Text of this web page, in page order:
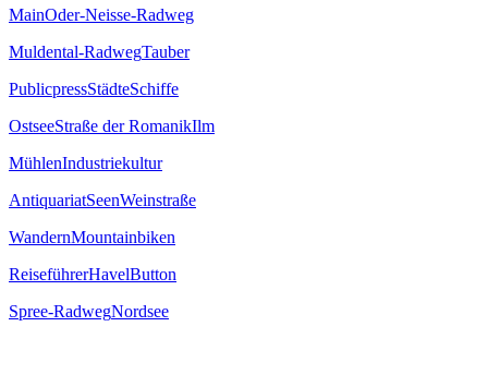
MainOder-Neisse-Radweg
Muldental-RadwegTauber
PublicpressStädteSchiffe
OstseeStraße der RomanikIlm
MühlenIndustriekultur
AntiquariatSeenWeinstraße
WandernMountainbiken
ReiseführerHavelButton
Spree-RadwegNordsee